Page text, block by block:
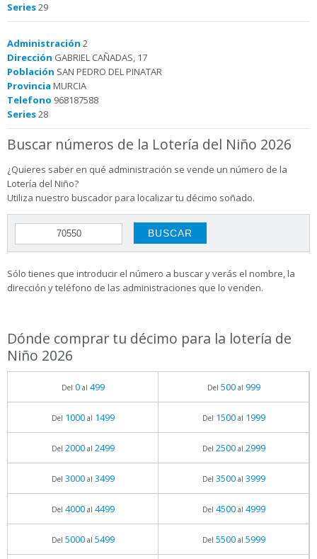
Series29
Administración 2
Dirección GABRIEL CAÑADAS, 17
Población SAN PEDRO DEL PINATAR
Provincia MURCIA
Telefono 968187588
Series28
Buscar números de la Lotería del Niño 2026
¿Quieres saber en qué administración se vende un número de la
Lotería del Niño?
Utiliza nuestro buscador para localizar tu décimo soñado.
Sólo tienes que introducir el número a buscar y verás el nombre, la
dirección y teléfono de las administraciones que lo venden.
Dónde comprar tu décimo para la lotería de
Niño 2026
Del 0al 499 Del 500al 999
Del 1000al 1499 Del 1500al 1999
Del 2000al 2499 Del 2500al 2999
Del 3000al 3499 Del 3500al 3999
Del 4000al 4499 Del 4500al 4999
Del 5000al 5499 Del 5500al 5999